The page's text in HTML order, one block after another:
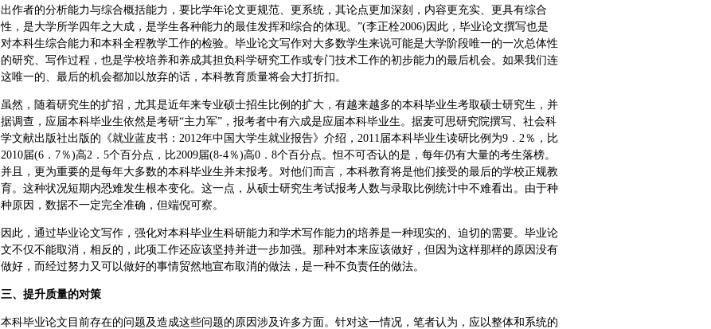
出作者的分析能力与综合概括能力，要比学年论文更规范、更系统，其论点更加深刻，内容更充实、更具有综合
性，是大学所学四年之大成，是学生各种能力的最佳发挥和综合的体现。”(李正栓2006)因此，毕业论文撰写也是
对本科生综合能力和本科全程教学工作的检验。毕业论文写作对大多数学生来说可能是大学阶段唯一的一次总体性
的研究、写作过程，也是学校培养和养成其担负科学研究工作或专门技术工作的初步能力的最后机会。如果我们连
这唯一的、最后的机会都加以放弃的话，本科教育质量将会大打折扣。
虽然，随着研究生的扩招，尤其是近年来专业硕士招生比例的扩大，有越来越多的本科毕业生考取硕士研究生，并
据调查，应届本科毕业生依然是考研“主力军”，报考者中有六成是应届本科毕业生。据麦可思研究院撰写、社会科
学文献出版社出版的《就业蓝皮书：2012年中国大学生就业报告》介绍，2011届本科毕业生读研比例为9．2％，比
2010届(6．7％)高2．5个百分点，比2009届(8-4％)高0．8个百分点。怛不可否认的是，每年仍有大量的考生落榜。
并且，更为重要的是每年大多数的本科毕业生并未报考。对他们而言，本科教育将是他们接受的最后的学校正规教
育。这种状况短期内恐难发生根本变化。这一点，从硕士研究生考试报考人数与录取比例统计中不难看出。由于种
种原因，数据不一定完全准确，但端倪可察。
因此，通过毕业论文写作，强化对本科毕业生科研能力和学术写作能力的培养是一种现实的、迫切的需要。毕业论
文不仅不能取消，相反的，此项工作还应该坚持并进一步加强。那种对本来应该做好，但因为这样那样的原因没有
做好，而经过努力又可以做好的事情贸然地宣布取消的做法，是一种不负责任的做法。
三、提升质量的对策
本科毕业论文目前存在的问题及造成这些问题的原因涉及许多方面。针对这一情况，笔者认为，应以整体和系统的